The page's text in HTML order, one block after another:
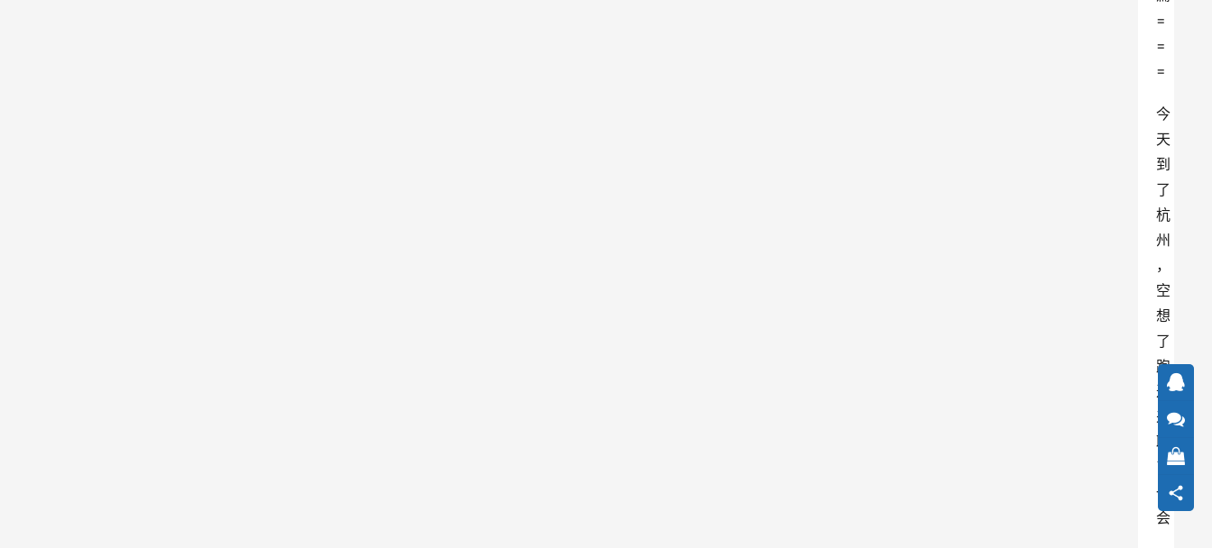
=
=
=
今
天
到
了
杭
州
，
空
想
了
跑
过
来
聊
了
一
会